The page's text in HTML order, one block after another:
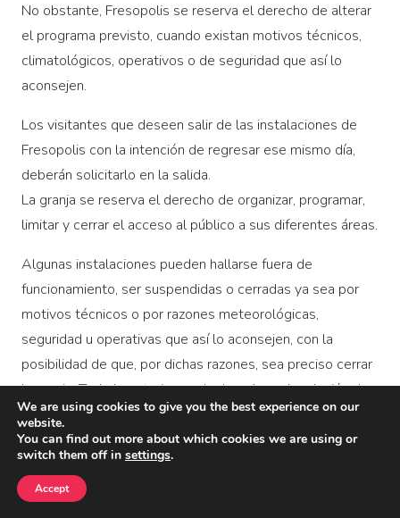
No obstante, Fresopolis se reserva el derecho de alterar
el programa previsto, cuando existan motivos técnicos,
climatológicos, operativos o de seguridad que así lo
aconsejen.
Los visitantes que deseen salir de las instalaciones de
Fresopolis con la intención de regresar ese mismo día,
deberán solicitarlo en la salida.
La granja se reserva el derecho de organizar, programar,
limitar y cerrar el acceso al público a sus diferentes áreas.
Algunas instalaciones pueden hallarse fuera de
funcionamiento, ser suspendidas o cerradas ya sea por
motivos técnicos o por razones meteorológicas,
seguridad u operativas que así lo aconsejen, con la
posibilidad de que, por dichas razones, sea preciso cerrar
la granja. Todo lo anterior no da derecho a devolución de
la entrada o a un cambio de fecha de la misma.
Precio de Residente: Fresopolis pone a disposición de
los residentes baleares un precio especial. Toda persona
que quiera acogerse a esta tarifa deberá justificar su
We are using cookies to give you the best experience on our
website.
You can find out more about which cookies we are using or
switch them off in settings.
Accept